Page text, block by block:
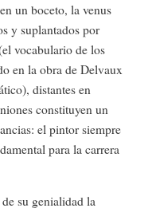
un boceto, la venus
y suplantados por
vocabulario de los
en la obra de Delvaux
distantes en
constituyen un
el pintor siempre
para la carrera
su genialidad la